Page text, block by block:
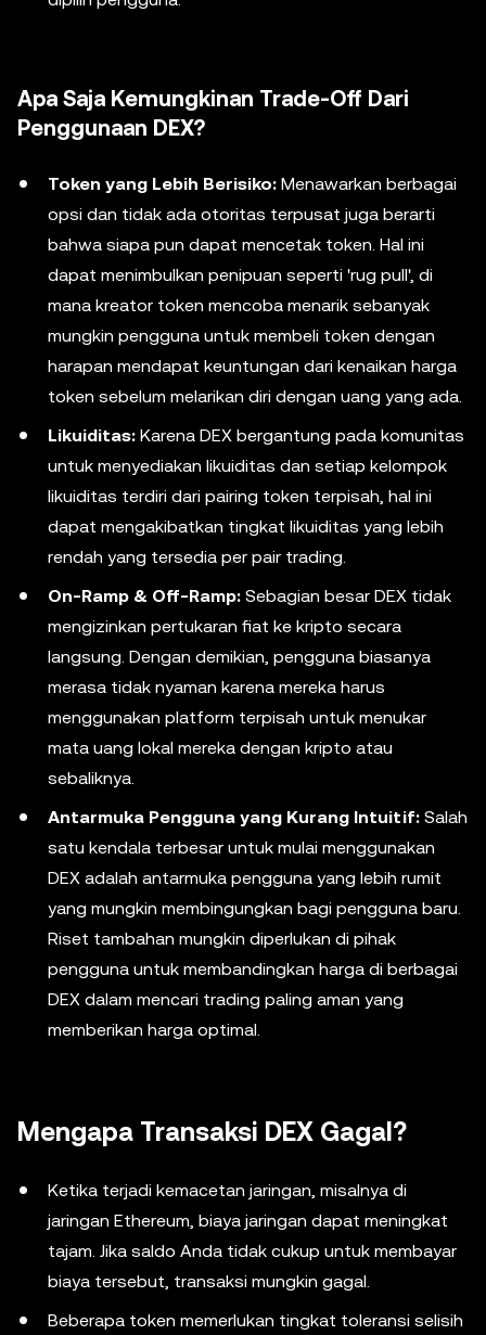
Apa Saja Kemungkinan Trade-Off Dari
Penggunaan DEX?
Token yang Lebih Berisiko: Menawarkan berbagai
opsi dan tidak ada otoritas terpusat juga berarti
bahwa siapa pun dapat mencetak token. Hal ini
dapat menimbulkan penipuan seperti 'rug pull', di
mana kreator token mencoba menarik sebanyak
mungkin pengguna untuk membeli token dengan
harapan mendapat keuntungan dari kenaikan harga
token sebelum melarikan diri dengan uang yang ada.
Likuiditas: Karena DEX bergantung pada komunitas
untuk menyediakan likuiditas dan setiap kelompok
likuiditas terdiri dari pairing token terpisah, hal ini
dapat mengakibatkan tingkat likuiditas yang lebih
rendah yang tersedia per pair trading.
On-Ramp & Off-Ramp: Sebagian besar DEX tidak
mengizinkan pertukaran fiat ke kripto secara
langsung. Dengan demikian, pengguna biasanya
merasa tidak nyaman karena mereka harus
menggunakan platform terpisah untuk menukar
mata uang lokal mereka dengan kripto atau
sebaliknya.
Antarmuka Pengguna yang Kurang Intuitif: Salah
satu kendala terbesar untuk mulai menggunakan
DEX adalah antarmuka pengguna yang lebih rumit
yang mungkin membingungkan bagi pengguna baru.
Riset tambahan mungkin diperlukan di pihak
pengguna untuk membandingkan harga di berbagai
DEX dalam mencari trading paling aman yang
memberikan harga optimal.
Mengapa Transaksi DEX Gagal?
Ketika terjadi kemacetan jaringan, misalnya di
jaringan Ethereum, biaya jaringan dapat meningkat
tajam. Jika saldo Anda tidak cukup untuk membayar
biaya tersebut, transaksi mungkin gagal.
Beberapa token memerlukan tingkat toleransi selisih